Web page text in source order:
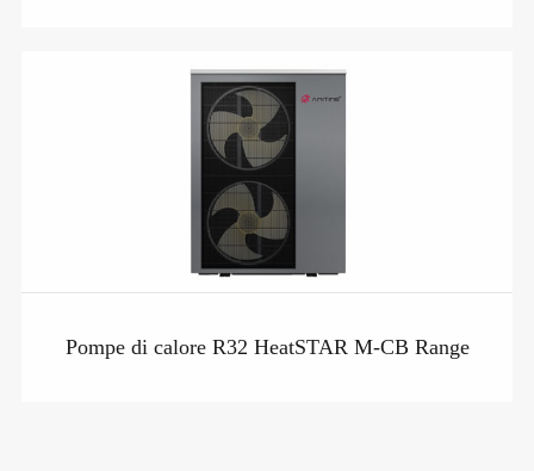
Pompe di calore R32 HeatSTAR M-CB Range